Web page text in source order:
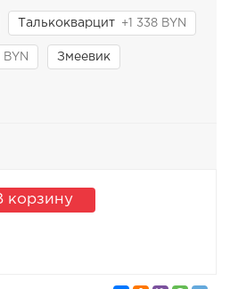
Талькокварцит +1 338 BYN
BYN Змеевик
корзину